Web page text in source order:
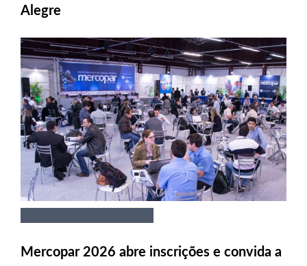
Alegre
Mercopar 2026 abre inscrições e convida a